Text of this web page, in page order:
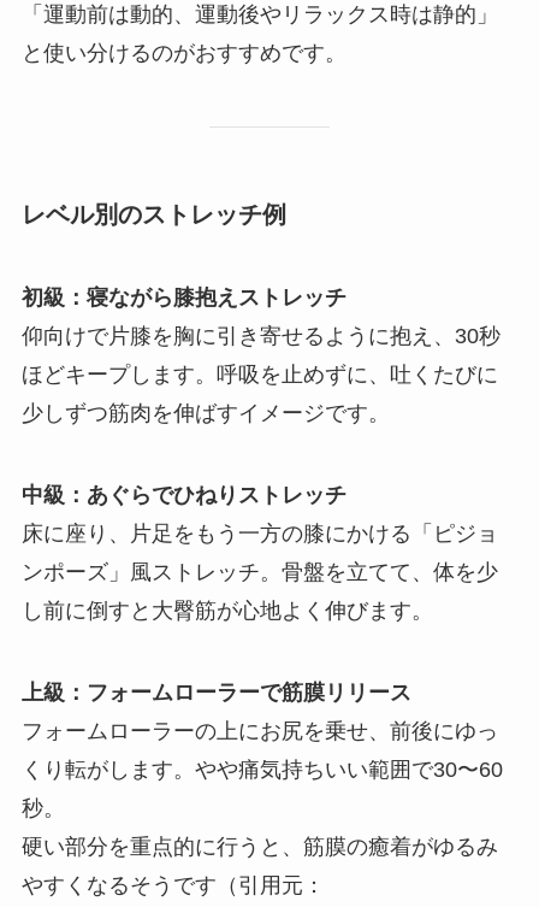
「運動前は動的、運動後やリラックス時は静的」
と使い分けるのがおすすめです。
レベル別のストレッチ例
初級：寝ながら膝抱えストレッチ
仰向けで片膝を胸に引き寄せるように抱え、30秒
ほどキープします。呼吸を止めずに、吐くたびに
少しずつ筋肉を伸ばすイメージです。
中級：あぐらでひねりストレッチ
床に座り、片足をもう一方の膝にかける「ピジョ
ンポーズ」風ストレッチ。骨盤を立てて、体を少
し前に倒すと大臀筋が心地よく伸びます。
上級：フォームローラーで筋膜リリース
フォームローラーの上にお尻を乗せ、前後にゆっ
くり転がします。やや痛気持ちいい範囲で30〜60
秒。
硬い部分を重点的に行うと、筋膜の癒着がゆるみ
やすくなるそうです（引用元：